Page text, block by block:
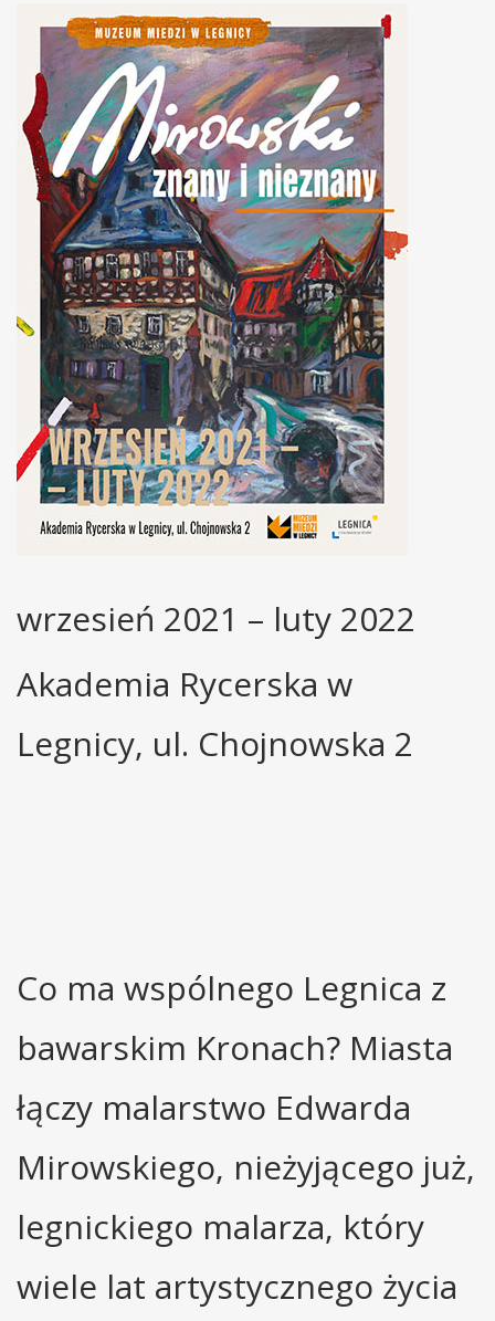
wrzesień 2021 – luty 2022
Akademia Rycerska w
Legnicy, ul. Chojnowska 2
Co ma wspólnego Legnica z
bawarskim Kronach? Miasta
łączy malarstwo Edwarda
Mirowskiego, nieżyjącego już,
legnickiego malarza, który
wiele lat artystycznego życia